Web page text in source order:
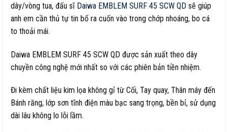
dây/vòng tua, đấu sĩ Daiwa EMBLEM SURF 45 SCW QD sẽ giúp
anh em cần thủ tự tin bổ ra cuốn vào trong chớp nhoáng, bo cá
to thoải mái.
Daiwa EMBLEM SURF 45 SCW QD được sản xuất theo dây
chuyền công nghệ mới nhất so với các phiên bản tiền nhiệm.
Đi kèm chất liệu kim lọa không gỉ từ Cối, Tay quay, Thân máy đến
Bánh răng, lớp sơn tĩnh điện màu bạc sang trọng, bền bỉ, sử dụng
dài lâu không lo lỗi lầm.